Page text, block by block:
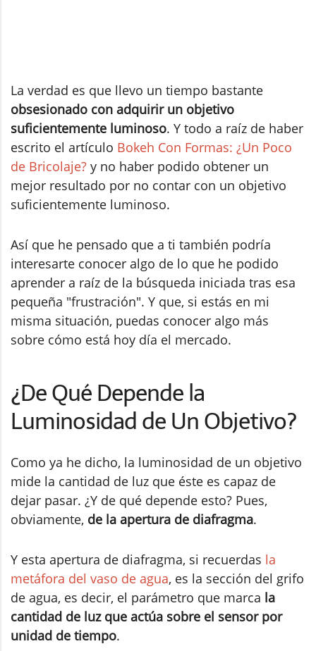
La verdad es que llevo un tiempo bastante
obsesionado con adquirir un objetivo
suficientemente luminoso. Y todo a raíz de haber
escrito el artículo Bokeh Con Formas: ¿Un Poco
de Bricolaje? y no haber podido obtener un
mejor resultado por no contar con un objetivo
suficientemente luminoso.
Así que he pensado que a ti también podría
interesarte conocer algo de lo que he podido
aprender a raíz de la búsqueda iniciada tras esa
pequeña "frustración". Y que, si estás en mi
misma situación, puedas conocer algo más
sobre cómo está hoy día el mercado.
¿De Qué Depende la
Luminosidad de Un Objetivo?
Como ya he dicho, la luminosidad de un objetivo
mide la cantidad de luz que éste es capaz de
dejar pasar. ¿Y de qué depende esto? Pues,
obviamente, de la apertura de diafragma.
Y esta apertura de diafragma, si recuerdas la
metáfora del vaso de agua, es la sección del grifo
de agua, es decir, el parámetro que marca la
cantidad de luz que actúa sobre el sensor por
unidad de tiempo.